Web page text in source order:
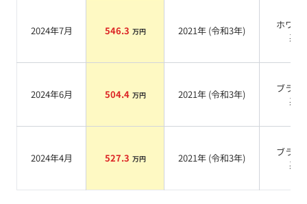
2024年7月 546.3 万円 2021年 (令和3年)
ホワイ
系
2024年6月 504.4 万円 2021年 (令和3年)
ブラッ
系
2024年4月 527.3 万円 2021年 (令和3年)
ブラッ
系